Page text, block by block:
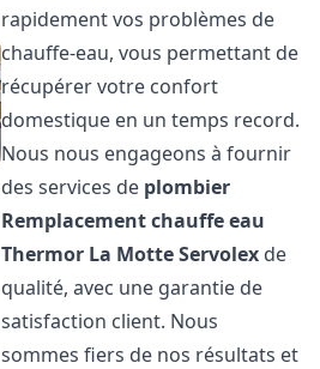
rapidement vos problèmes de
chauffe-eau, vous permettant de
récupérer votre confort
domestique en un temps record.
Nous nous engageons à fournir
des services de plombier
Remplacement chauffe eau
Thermor La Motte Servolex de
qualité, avec une garantie de
satisfaction client. Nous
sommes fiers de nos résultats et